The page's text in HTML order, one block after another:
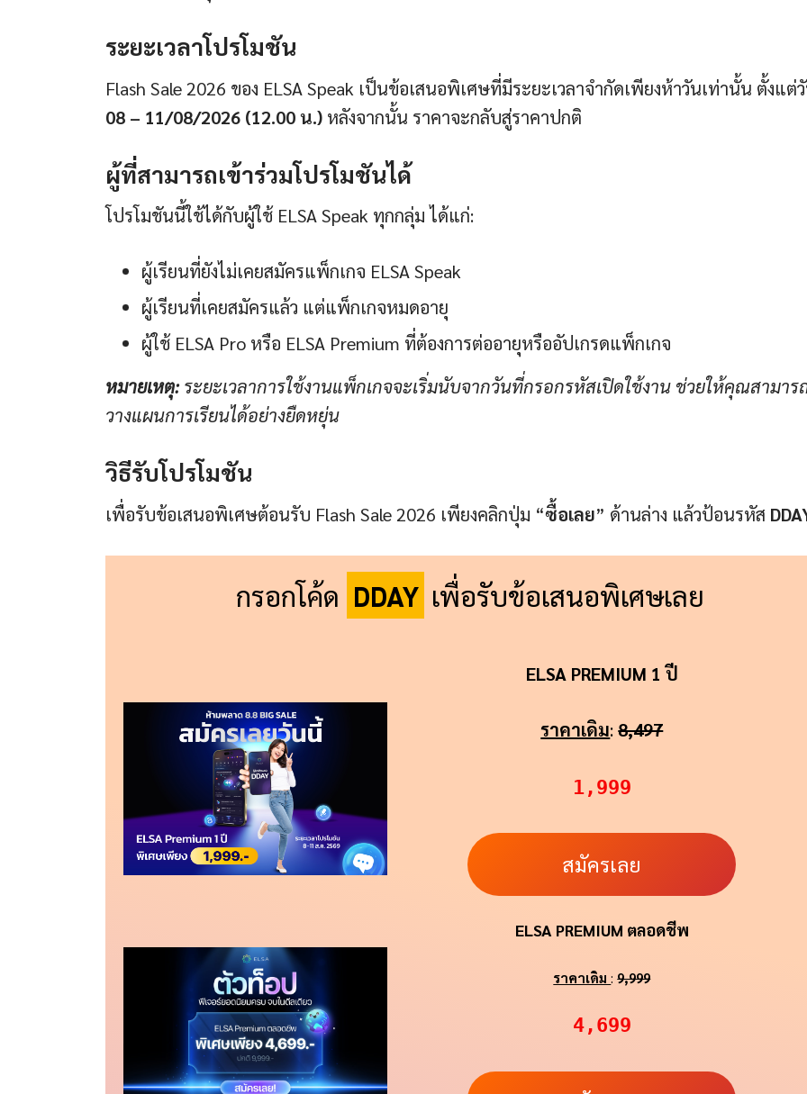
ระยะเวลาโปรโมชัน
Flash Sale 2026 ของ ELSA Speak เป็นข้อเสนอพิเศษที่มีระยะเวลาจำกัดเพียงห้าวันเท่านั้น ตั้งแต่
08 – 11/08/2026 (12.00 น.) หลังจากนั้น ราคาจะกลับสู่ราคาปกติ
ผู้ที่สามารถเข้าร่วมโปรโมชันได้
โปรโมชันนี้ใช้ได้กับผู้ใช้ ELSA Speak ทุกกลุ่ม ได้แก่:
ผู้เรียนที่ยังไม่เคยสมัครแพ็กเกจ ELSA Speak
ผู้เรียนที่เคยสมัครแล้ว แต่แพ็กเกจหมดอายุ
ผู้ใช้ ELSA Pro หรือ ELSA Premium ที่ต้องการต่ออายุหรืออัปเกรดแพ็กเกจ
หมายเหตุ:ระยะเวลาการใช้งานแพ็กเกจจะเริ่มนับจากวันที่กรอกรหัสเปิดใช้งาน ช่วยให้คุณสามาร
วางแผนการเรียนได้อย่างยืดหยุ่น
วิธีรับโปรโมชัน
เพื่อรับข้อเสนอพิเศษต้อนรับ Flash Sale 2026 เพียงคลิกปุ่ม “ซื้อเลย” ด้านล่าง แล้วป้อนรหัส
กรอกโค้ด DDAY เพื่อรับข้อเสนอพิเศษเลย
ELSA PREMIUM 1 ปี
ราคาเดิม:8,497
1,999
สมัครเลย
ELSA PREMIUM ตลอดชีพ
ราคาเดิม:9,999
4,699